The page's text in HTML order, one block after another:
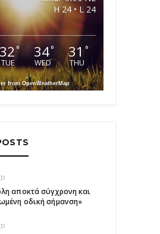
H 24 • L 24
32°
TUE
34°
WED
31 °
THU
from OpenWeatherMap
αποκτά σύγχρονη και
οδική σήμανση»